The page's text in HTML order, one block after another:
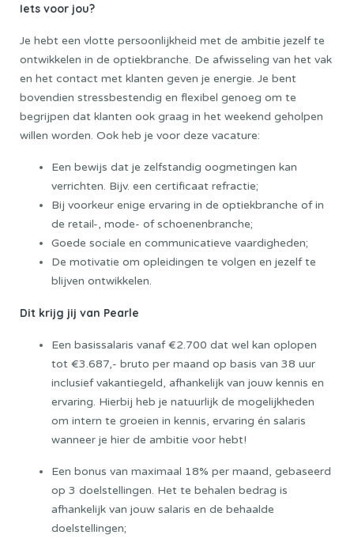
Iets voor jou?
Je hebt een vlotte persoonlijkheid met de ambitie jezelf te
ontwikkelen in de optiekbranche. De afwisseling van het vak
en het contact met klanten geven je energie. Je bent
bovendien stressbestendig en flexibel genoeg om te
begrijpen dat klanten ook graag in het weekend geholpen
willen worden. Ook heb je voor deze vacature:
Een bewijs dat je zelfstandig oogmetingen kan
verrichten. Bijv. een certificaat refractie;
Bij voorkeur enige ervaring in de optiekbranche of in
de retail-, mode- of schoenenbranche;
Goede sociale en communicatieve vaardigheden;
De motivatie om opleidingen te volgen en jezelf te
blijven ontwikkelen.
Dit krijg jij van Pearle
Een basissalaris vanaf €2.700 dat wel kan oplopen
tot €3.687,- bruto per maand op basis van 38 uur
inclusief vakantiegeld, afhankelijk van jouw kennis en
ervaring. Hierbij heb je natuurlijk de mogelijkheden
om intern te groeien in kennis, ervaring én salaris
wanneer je hier de ambitie voor hebt!
Een bonus van maximaal 18% per maand, gebaseerd
op 3 doelstellingen. Het te behalen bedrag is
afhankelijk van jouw salaris en de behaalde
doelstellingen;